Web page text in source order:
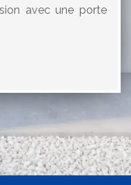
avec une porte